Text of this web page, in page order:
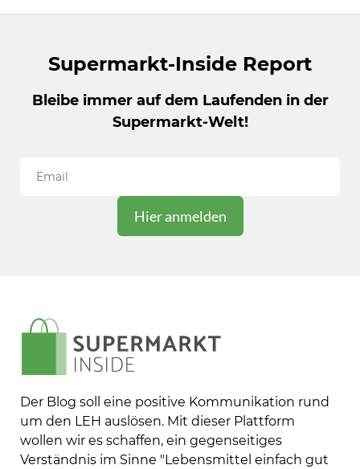
Supermarkt-Inside Report
Bleibe immer auf dem Laufenden in der
Supermarkt-Welt!
Der Blog soll eine positive Kommunikation rund
um den LEH auslösen. Mit dieser Plattform
wollen wir es schaffen, ein gegenseitiges
Verständnis im Sinne "Lebensmittel einfach gut